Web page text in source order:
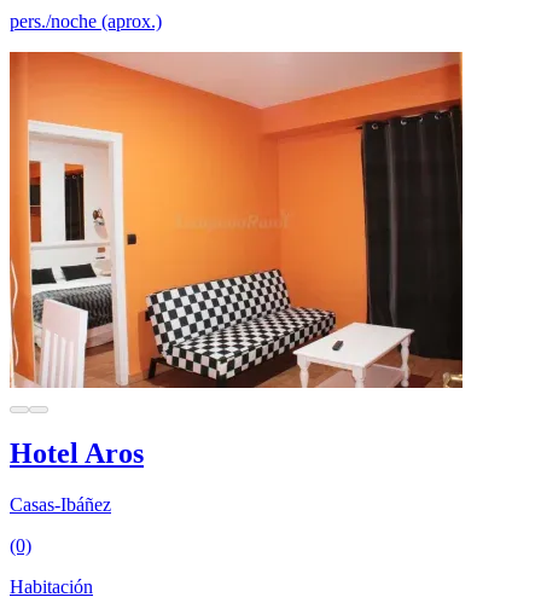
pers./noche (aprox.)
Hotel Aros
Casas-Ibáñez
(0)
Habitación